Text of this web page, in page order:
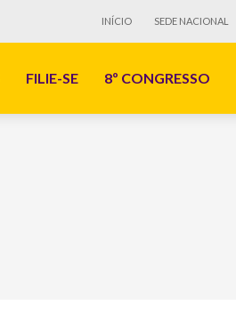
INÍCIO SEDE NACIONAL
FILIE-SE 8º CONGRESSO